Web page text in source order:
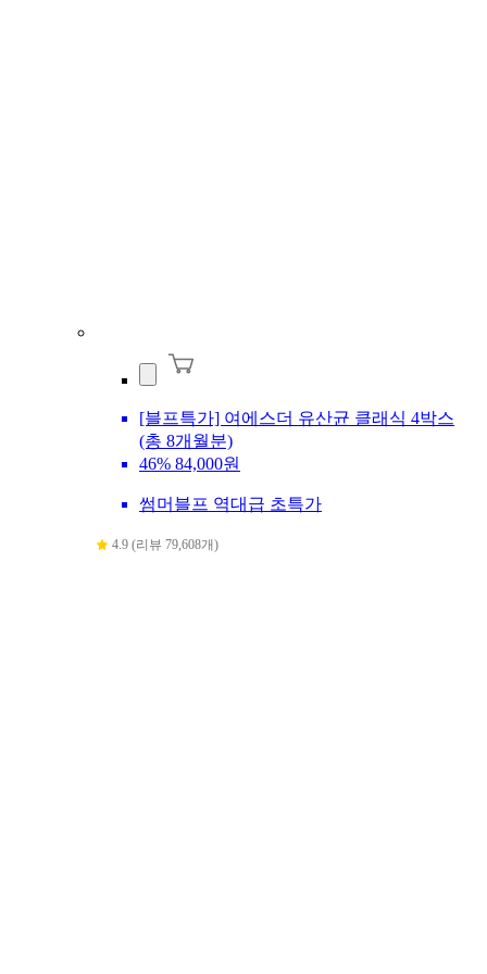
[블프특가] 여에스더 유산균 클래식 4박스
(총 8개월분)
46% 84,000원
썸머블프 역대급 초특가
4.9 (리뷰 79,608개)